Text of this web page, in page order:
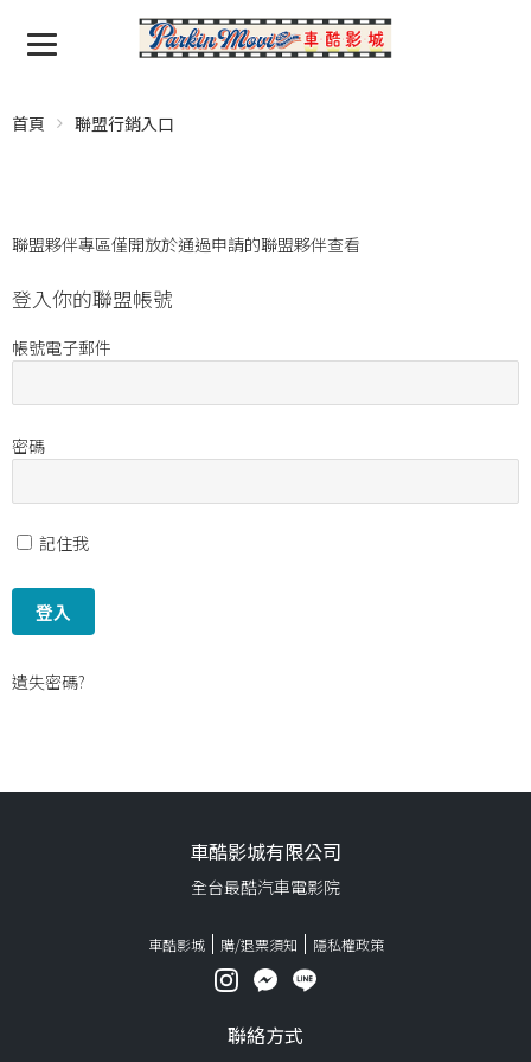
首頁 聯盟行銷入口
聯盟夥伴專區僅開放於通過申請的聯盟夥伴查看
登入你的聯盟帳號
帳號電子郵件
密碼
記住我
遺失密碼?
車酷影城有限公司
全台最酷汽車電影院
車酷影城 購/退票須知 隱私權政策
聯絡方式